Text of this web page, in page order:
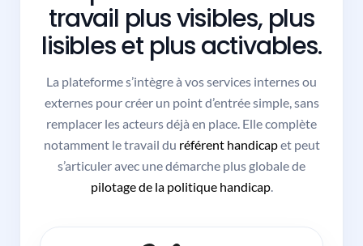
travail plus visibles, plus
lisibles et plus activables.
La plateforme s’intègre à vos services internes ou
externes pour créer un point d’entrée simple, sans
remplacer les acteurs déjà en place. Elle complète
notamment le travail du référent handicapet peut
s’articuler avec une démarche plus globale de
pilotage de la politique handicap.